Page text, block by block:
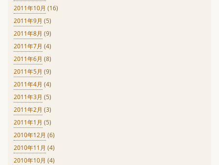
2011年10月 (16)
2011年9月 (5)
2011年8月 (9)
2011年7月 (4)
2011年6月 (8)
2011年5月 (9)
2011年4月 (4)
2011年3月 (5)
2011年2月 (3)
2011年1月 (5)
2010年12月 (6)
2010年11月 (4)
2010年10月 (4)